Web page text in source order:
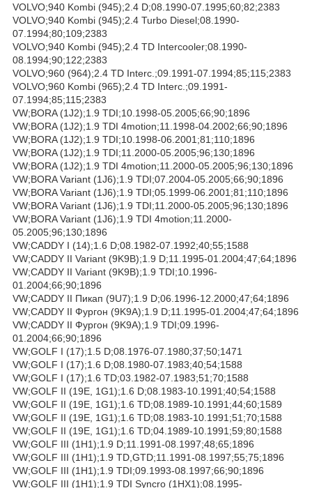
VOLVO;940 Kombi (945);2.4 D;08.1990-07.1995;60;82;2383
VOLVO;940 Kombi (945);2.4 Turbo Diesel;08.1990-
07.1994;80;109;2383
VOLVO;940 Kombi (945);2.4 TD Intercooler;08.1990-
08.1994;90;122;2383
VOLVO;960 (964);2.4 TD Interc.;09.1991-07.1994;85;115;2383
VOLVO;960 Kombi (965);2.4 TD Interc.;09.1991-
07.1994;85;115;2383
VW;BORA (1J2);1.9 TDI;10.1998-05.2005;66;90;1896
VW;BORA (1J2);1.9 TDI 4motion;11.1998-04.2002;66;90;1896
VW;BORA (1J2);1.9 TDI;10.1998-06.2001;81;110;1896
VW;BORA (1J2);1.9 TDI;11.2000-05.2005;96;130;1896
VW;BORA (1J2);1.9 TDI 4motion;11.2000-05.2005;96;130;1896
VW;BORA Variant (1J6);1.9 TDI;07.2004-05.2005;66;90;1896
VW;BORA Variant (1J6);1.9 TDI;05.1999-06.2001;81;110;1896
VW;BORA Variant (1J6);1.9 TDI;11.2000-05.2005;96;130;1896
VW;BORA Variant (1J6);1.9 TDI 4motion;11.2000-
05.2005;96;130;1896
VW;CADDY I (14);1.6 D;08.1982-07.1992;40;55;1588
VW;CADDY II Variant (9K9B);1.9 D;11.1995-01.2004;47;64;1896
VW;CADDY II Variant (9K9B);1.9 TDI;10.1996-
01.2004;66;90;1896
VW;CADDY II Пикап (9U7);1.9 D;06.1996-12.2000;47;64;1896
VW;CADDY II Фургон (9K9A);1.9 D;11.1995-01.2004;47;64;1896
VW;CADDY II Фургон (9K9A);1.9 TDI;09.1996-
01.2004;66;90;1896
VW;GOLF I (17);1.5 D;08.1976-07.1980;37;50;1471
VW;GOLF I (17);1.6 D;08.1980-07.1983;40;54;1588
VW;GOLF I (17);1.6 TD;03.1982-07.1983;51;70;1588
VW;GOLF II (19E, 1G1);1.6 D;08.1983-10.1991;40;54;1588
VW;GOLF II (19E, 1G1);1.6 TD;08.1989-10.1991;44;60;1589
VW;GOLF II (19E, 1G1);1.6 TD;08.1983-10.1991;51;70;1588
VW;GOLF II (19E, 1G1);1.6 TD;04.1989-10.1991;59;80;1588
VW;GOLF III (1H1);1.9 D;11.1991-08.1997;48;65;1896
VW;GOLF III (1H1);1.9 TD,GTD;11.1991-08.1997;55;75;1896
VW;GOLF III (1H1);1.9 TDI;09.1993-08.1997;66;90;1896
VW;GOLF III (1H1);1.9 TDI Syncro (1HX1);08.1995-